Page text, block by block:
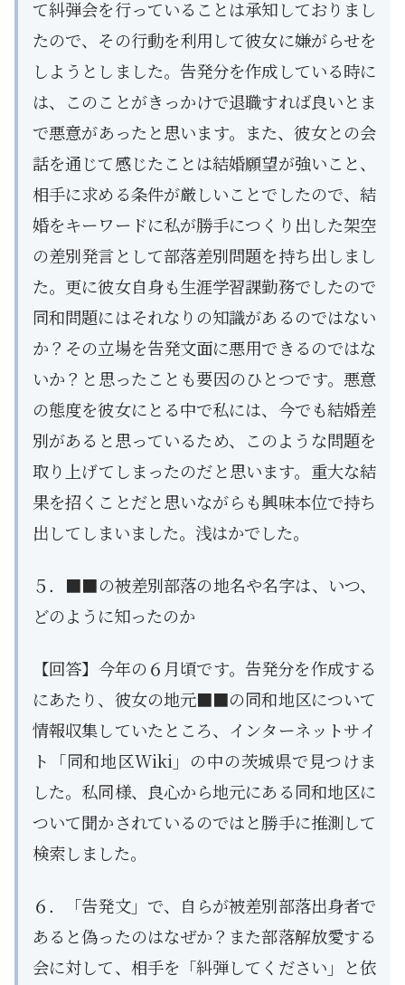
て糾弾会を行っていることは承知しておりまし
たので、その行動を利用して彼女に嫌がらせを
しようとしました。告発分を作成している時に
は、このことがきっかけで退職すれば良いとま
で悪意があったと思います。また、彼女との会
話を通じて感じたことは結婚願望が強いこと、
相手に求める条件が厳しいことでしたので、結
婚をキーワードに私が勝手につくり出した架空
の差別発言として部落差別問題を持ち出しまし
た。更に彼女自身も生涯学習課勤務でしたので
同和問題にはそれなりの知識があるのではない
か？その立場を告発文面に悪用できるのではな
いか？と思ったことも要因のひとつです。悪意
の態度を彼女にとる中で私には、今でも結婚差
別があると思っているため、このような問題を
取り上げてしまったのだと思います。重大な結
果を招くことだと思いながらも興味本位で持ち
出してしまいました。浅はかでした。
５．■■の被差別部落の地名や名字は、いつ、
どのように知ったのか
【回答】今年の６月頃です。告発分を作成する
にあたり、彼女の地元■■の同和地区について
情報収集していたところ、インターネットサイ
ト「同和地区Wiki」の中の茨城県で見つけま
した。私同様、良心から地元にある同和地区に
ついて聞かされているのではと勝手に推測して
検索しました。
６．「告発文」で、自らが被差別部落出身者で
あると偽ったのはなぜか？また部落解放愛する
会に対して、相手を「糾弾してください」と依